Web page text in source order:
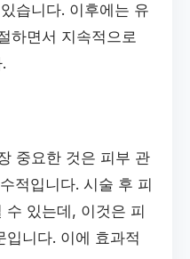
습니다. 이후에는 유
하면서 지속적으로
중요한 것은 피부 관
적입니다. 시술 후 피
수 있는데, 이것은 피
입니다. 이에 효과적